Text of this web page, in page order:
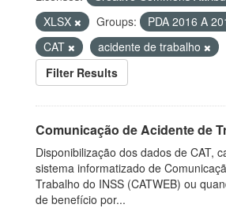
XLSX
Groups: PDA 2016 A
CAT
acidente de trabalho
Filter Results
Comunicação de Acidente de
Disponibilização dos dados de CAT,
sistema informatizado de
Trabalho do INSS (CATWEB) ou
de benefício por...